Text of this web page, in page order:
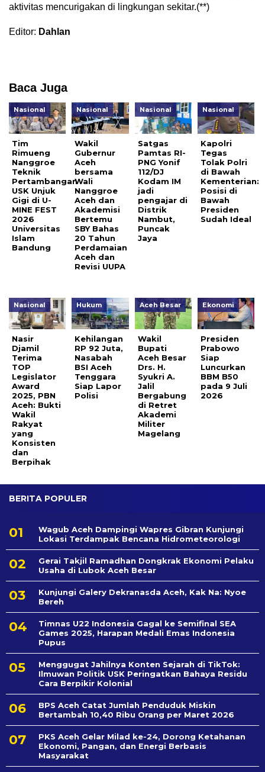
aktivitas mencurigakan di lingkungan sekitar.(**)
Editor: Dahlan
Baca Juga
Nasional
Tim
Rimueng
Nanggroe
Teknik
Pertambangan
USK Unjuk
Gigi di U-
MINE FEST
2026
Universitas
Islam
Bandung
Nasional
Wakil
Gubernur
Aceh
bersama
Wali
Nanggroe
Aceh dan
Akademisi
Bertemu
SBY Bahas
20 Tahun
Perdamaian
Aceh dan
Revisi UUPA
Nasional
Satgas
Pamtas RI-
PNG Yonif
112/DJ
Kodam IM
jadi
pengajar di
Distrik
Nambut,
Puncak
Jaya
Nasional
Kapolri
Tegas
Tolak Polri
di Bawah
Kementerian:
Posisi di
Bawah
Presiden
Sudah Ideal
Nasional
Nasir
Djamil
Terima
TOP
Legislator
Award
2025, PBN
Aceh: Bukti
Wakil
Rakyat
yang
Konsisten
dan
Berpihak
Hukum
Kehilangan
RP 92 Juta,
Nasabah
BSI Aceh
Tenggara
Siap Lapor
Polisi
Aceh Besar
Wakil
Bupati
Aceh Besar
Drs. H.
Syukri A.
Jalil
Bergabung
di Retret
Akademi
Militer
Magelang
Ekonomi
Presiden
Prabowo
Siap
Luncurkan
BBM B50
pada 9 Juli
2026
BERITA POPULER
Wagub Aceh Dampingi Wapres Gibran Kunjungi
Lokasi Terdampak Bencana Hidrometeorologi
Gerai Takjil Ramadhan Dongkrak Ekonomi Pelaku
Usaha di Lubok Aceh Besar
Kunjungi Galery Dekranasda Aceh, Kak Na: Nyoe
Bereh
Timnas U22 Indonesia Gagal ke Semifinal SEA
Games 2025, Harapan Medali Emas Indonesia
Pupus
Menggugat Jahilnya Konten Sejarah di TikTok:
Ilmuwan Politik USK Peringatkan Bahaya Residu
Cara Berpikir Kolonial
BPS Aceh Catat Jumlah Penduduk Miskin
Bertambah 10,40 Ribu Orang per Maret 2026
PKS Aceh Gelar Milad ke-24, Dorong Ketahanan
Ekonomi, Pangan, dan Energi Berbasis
Masyarakat